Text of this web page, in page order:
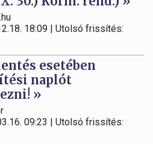
18:09 | Utolsó frissítés:
esetében
naplót
»
09:23 | Utolsó frissítés: